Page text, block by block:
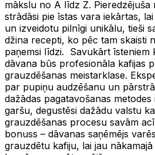
mākslu no A līdz Z.
strādāsi pie īstas vara iekārtas,
un izveidotu pilnīgi unikālu, tieši
džina recepti, ko pēc tam skaisti
paņemsi līdzi. Savukārt īsteniem
dāvana būs profesionāla kafijas
grauzdēšanas meistarklase.
par pupiņu audzēšanu un
dažādas pagatavošanas
garšu, degustēsi dažādu valstu
grauzdēšanas procesu savām
bonuss – dāvanas saņēmējs
grauzdētu kafiju, lai jau